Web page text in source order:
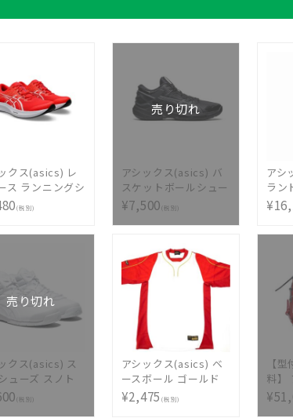
クス(asics) レ
ス ランニングシ
HYPER SPEED
600
(税別)
売り切れ
アシックス(asics) バ
スケットボールシュー
ズ GELBURST 24
LOW 1063A027-001
¥7,500(税別)
アシ
ラン
GG
ン
売り切れ
クス(asics) ス
ューズ スノト
1133A002-104
(税別)
アシックス(asics) ベ
ースボール ゴールド
ステージ プラクティ
スシャツ 半袖
¥2,475 (税別)
【
料】
ー